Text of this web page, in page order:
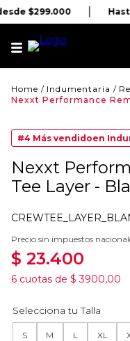
$299.000
Indumentaria
Nexxt Performance
#4 Más vendidoen
Nexxt
Tee Layer -
Precio sin impuestos
$ 23.400
6 cuotas de $ 3900,00
S M L XL